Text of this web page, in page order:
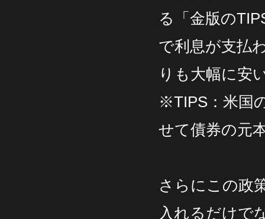
る「金版の
で利息が支払
りも大幅に安
※TIPS：米国
せて債券の元
さらにこの政
入れるだけで